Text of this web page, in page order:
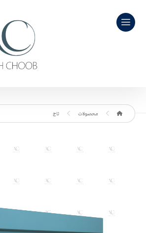
محصولات تاج